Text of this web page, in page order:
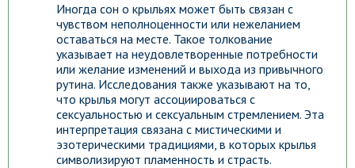
Иногда сон о крыльях может быть связан с
чувством неполноценности или нежеланием
оставаться на месте. Такое толкование
указывает на неудовлетворенные потребности
или желание изменений и выхода из привычного
рутина. Исследования также указывают на то,
что крылья могут ассоциироваться с
сексуальностью и сексуальным стремлением. Эта
интерпретация связана с мистическими и
эзотерическими традициями, в которых крылья
символизируют пламенность и страсть.